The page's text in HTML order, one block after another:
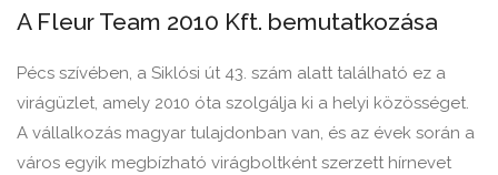
A Fleur Team 2010 Kft. bemutatkozása
Pécs szívében, a Siklósi út 43. szám alatt található ez a
virágüzlet, amely 2010 óta szolgálja ki a helyi közösséget.
A vállalkozás magyar tulajdonban van, és az évek során a
város egyik megbízható virágboltként szerzett hírnevet